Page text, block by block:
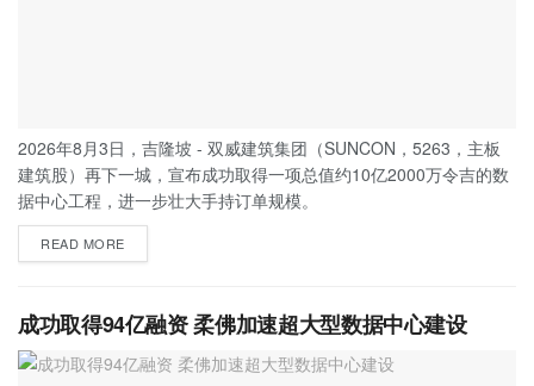
2026年8月3日，吉隆坡 - 双威建筑集团（SUNCON，5263，主板
建筑股）再下一城，宣布成功取得一项总值约10亿2000万令吉的数
据中心工程，进一步壮大手持订单规模。
READ MORE
成功取得94亿融资 柔佛加速超大型数据中心建设